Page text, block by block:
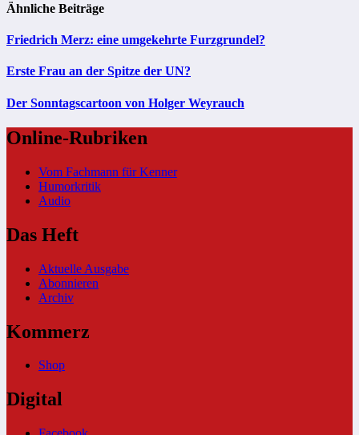
Ähnliche Beiträge
Friedrich Merz: eine umgekehrte Furzgrundel?
Erste Frau an der Spitze der UN?
Der Sonntagscartoon von Holger Weyrauch
Online-Rubriken
Vom Fachmann für Kenner
Humorkritik
Audio
Das Heft
Aktuelle Ausgabe
Abonnieren
Archiv
Kommerz
Shop
Digital